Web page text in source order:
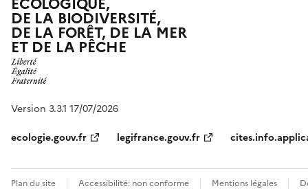
DE LA BIODIVERSITÉ,
DE LA FORÊT, DE LA MER
ET DE LA PÊCHE
Version 3.3.1 17/07/2026
ecologie.gouv.fr
legifrance.gouv.fr
Plan du site Accessibilité: non conforme Mentions légales